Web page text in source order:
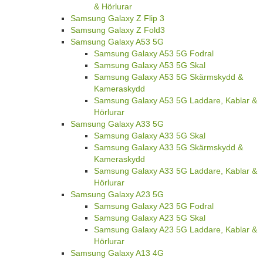
& Hörlurar
Samsung Galaxy Z Flip 3
Samsung Galaxy Z Fold3
Samsung Galaxy A53 5G
Samsung Galaxy A53 5G Fodral
Samsung Galaxy A53 5G Skal
Samsung Galaxy A53 5G Skärmskydd &
Kameraskydd
Samsung Galaxy A53 5G Laddare, Kablar &
Hörlurar
Samsung Galaxy A33 5G
Samsung Galaxy A33 5G Skal
Samsung Galaxy A33 5G Skärmskydd &
Kameraskydd
Samsung Galaxy A33 5G Laddare, Kablar &
Hörlurar
Samsung Galaxy A23 5G
Samsung Galaxy A23 5G Fodral
Samsung Galaxy A23 5G Skal
Samsung Galaxy A23 5G Laddare, Kablar &
Hörlurar
Samsung Galaxy A13 4G